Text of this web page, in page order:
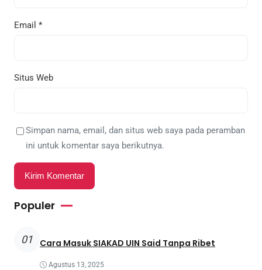
Email *
Situs Web
Simpan nama, email, dan situs web saya pada peramban
ini untuk komentar saya berikutnya.
Populer
01 Cara Masuk SIAKAD UIN Said Tanpa Ribet
Agustus 13, 2025